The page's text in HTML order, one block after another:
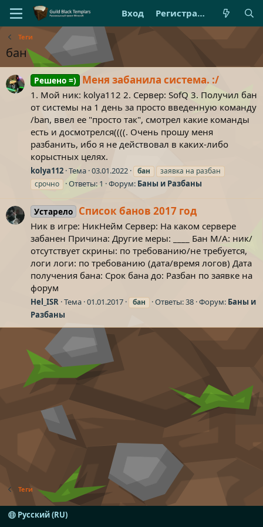
Вход Регистрация
Теги
бан
Решено =) Меня забанила система. :/
1. Мой ник: kolya112 2. Сервер: SofQ 3. Получил бан
от системы на 1 день за просто введенную команду
/ban, ввел ее "просто так", смотрел какие команды
есть и досмотрелся((((. Очень прошу меня
разбанить, ибо я не действовал в каких-либо
корыстных целях.
kolya112 Тема 03.01.2022 бан
заявка на разбан
срочно
Ответы: 1 Форум: Баны и Разбаны
Устарело Список банов 2017 год
Ник в игре: НикНейм Сервер: На каком сервере
забанен Причина: Другие меры: ____ Бан М/А: ник/
отсутствует скрины: по требованию/не требуется,
логи логи: по требованию (дата/время логов) Дата
получения бана: Срок бана до: Разбан по заявке на
форум
Hel_ISR Тема 01.01.2017 бан Ответы: 38 Форум: Баны и
Разбаны
Теги
Русский (RU)